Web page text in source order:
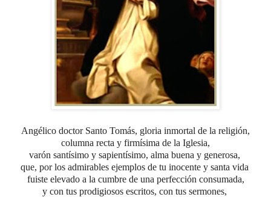
Angélico doctor Santo Tomás, gloria inmortal de la religión,
columna recta y firmísima de la Iglesia,
varón santísimo y sapientísimo, alma buena y generosa,
que, por los admirables ejemplos de tu inocente y santa vida
fuiste elevado a la cumbre de una perfección consumada,
y con tus prodigiosos escritos, con tus sermones,